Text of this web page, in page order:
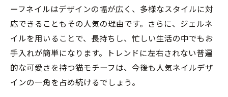
ーフネイルはデザインの幅が広く、多様なスタイルに対
応できることもその人気の理由です。さらに、ジェルネ
イルを用いることで、長持ちし、忙しい生活の中でもお
手入れが簡単になります。トレンドに左右されない普遍
的な可愛さを持つ猫モチーフは、今後も人気ネイルデザ
インの一角を占め続けるでしょう。